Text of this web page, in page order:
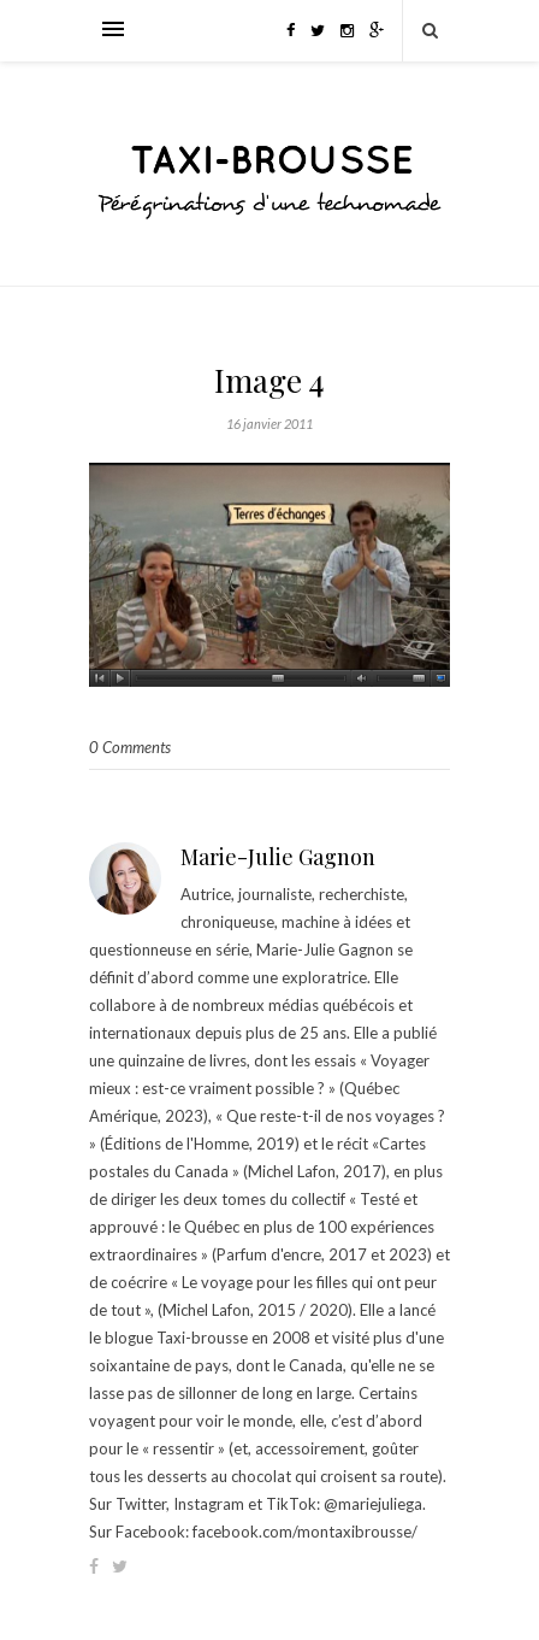
Image 4
16 janvier 2011
0 Comments
Marie-Julie Gagnon
Autrice, journaliste, recherchiste,
chroniqueuse, machine à idées et
questionneuse en série, Marie-Julie Gagnon se
définit d’abord comme une exploratrice. Elle
collabore à de nombreux médias québécois et
internationaux depuis plus de 25 ans. Elle a publié
une quinzaine de livres, dont les essais « Voyager
mieux : est-ce vraiment possible ? » (Québec
Amérique, 2023), « Que reste-t-il de nos voyages ?
» (Éditions de l'Homme, 2019) et le récit «Cartes
postales du Canada » (Michel Lafon, 2017), en plus
de diriger les deux tomes du collectif « Testé et
approuvé : le Québec en plus de 100 expériences
extraordinaires » (Parfum d'encre, 2017 et 2023) et
de coécrire « Le voyage pour les filles qui ont peur
de tout », (Michel Lafon, 2015 / 2020). Elle a lancé
le blogue Taxi-brousse en 2008 et visité plus d'une
soixantaine de pays, dont le Canada, qu'elle ne se
lasse pas de sillonner de long en large. Certains
voyagent pour voir le monde, elle, c’est d’abord
pour le « ressentir » (et, accessoirement, goûter
tous les desserts au chocolat qui croisent sa route).
Sur Twitter, Instagram et TikTok: @mariejuliega.
Sur Facebook: facebook.com/montaxibrousse/